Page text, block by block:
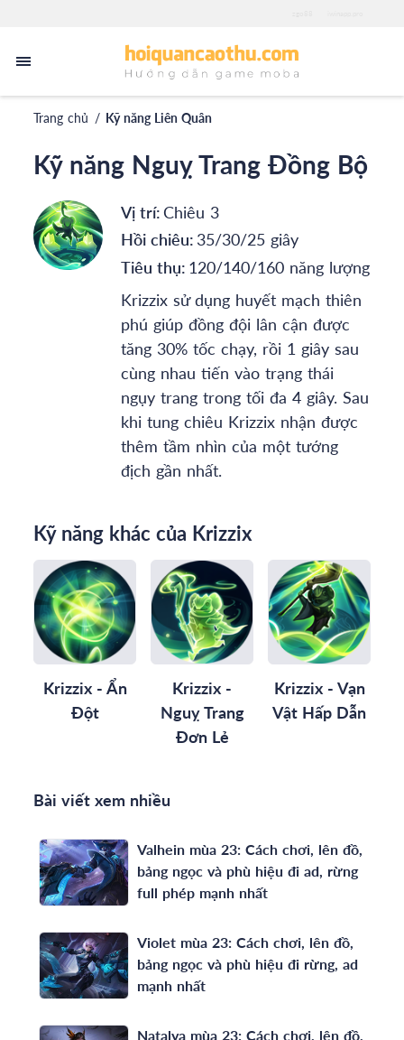
Trang chủ / Kỹ năng Liên Quân
Kỹ năng Nguỵ Trang Đồng Bộ
Vị trí:Chiêu 3
Hồi chiêu: 35/30/25 giây
Tiêu thụ: 120/140/160 năng lượng
Krizzix sử dụng huyết mạch thiên
phú giúp đồng đội lân cận được
tăng 30% tốc chạy, rồi 1 giây sau
cùng nhau tiến vào trạng thái
ngụy trang trong tối đa 4 giây. Sau
khi tung chiêu Krizzix nhận được
thêm tầm nhìn của một tướng
địch gần nhất.
Kỹ năng khác của Krizzix
Krizzix - Ẩn
Đột
Krizzix -
Nguỵ Trang
Đơn Lẻ
Krizzix - Vạn
Vật Hấp Dẫn
Bài viết xem nhiều
Valhein mùa 23: Cách chơi, lên đồ,
bảng ngọc và phù hiệu đi ad, rừng
full phép mạnh nhất
Violet mùa 23: Cách chơi, lên đồ,
bảng ngọc và phù hiệu đi rừng, ad
mạnh nhất
Natalya mùa 23: Cách chơi, lên đồ,